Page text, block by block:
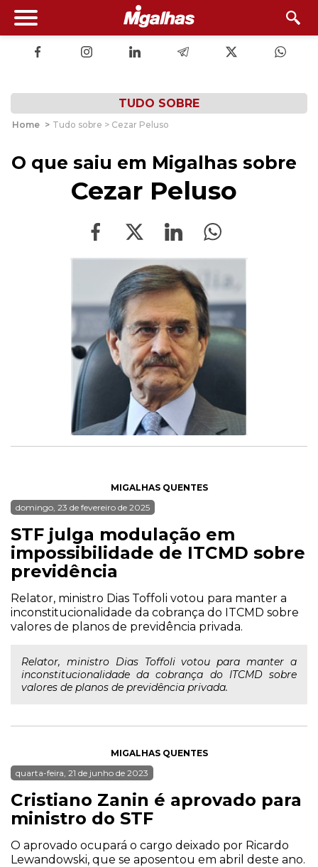
TUDO SOBRE
Home > Tudo sobre > Cezar Peluso
O que saiu em Migalhas sobre
Cezar Peluso
MIGALHAS QUENTES
domingo, 23 de fevereiro de 2025
STF julga modulação em
impossibilidade de ITCMD sobre
previdência
Relator, ministro Dias Toffoli votou para manter a
inconstitucionalidade da cobrança do ITCMD sobre
valores de planos de previdência privada.
Relator, ministro Dias Toffoli votou para manter a
inconstitucionalidade da cobrança do ITCMD sobre
valores de planos de previdência privada.
MIGALHAS QUENTES
quarta-feira, 21 de junho de 2023
Cristiano Zanin é aprovado para
ministro do STF
O aprovado ocupará o cargo deixado por Ricardo
Lewandowski, que se aposentou em abril deste ano.